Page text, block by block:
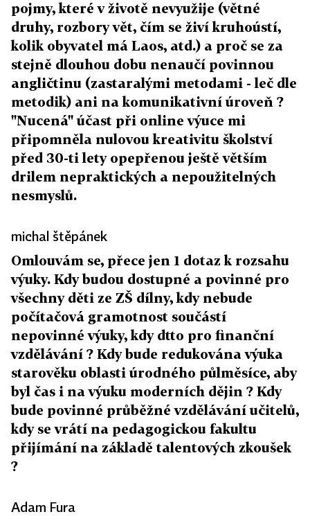
pojmy, které v životě nevyužije (větné
druhy, rozbory vět, čím se živí kruhoústí,
kolik obyvatel má Laos, atd.) a proč se za
stejně dlouhou dobu nenaučí povinnou
angličtinu (zastaralými metodami - leč dle
metodik) ani na komunikativní úroveň ?
"Nucená" účast při online výuce mi
připomněla nulovou kreativitu školství
před 30-ti lety opepřenou ještě větším
drilem nepraktických a nepoužitelných
nesmyslů.
michal štěpánek
Omlouvám se, přece jen 1 dotaz k rozsahu
výuky. Kdy budou dostupné a povinné pro
všechny děti ze ZŠ dílny, kdy nebude
počítačová gramotnost součástí
nepovinné výuky, kdy dtto pro finanční
vzdělávání ? Kdy bude redukována výuka
starověku oblasti úrodného půlměsíce, aby
byl čas i na výuku moderních dějin ? Kdy
bude povinné průběžné vzdělávání učitelů,
kdy se vrátí na pedagogickou fakultu
přijímání na základě talentových zkoušek
?
Adam Fura